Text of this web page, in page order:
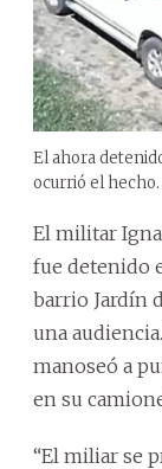
El ahora
ocurrió el hecho.
El militar
fue detenido
barrio Jardín
una
manoseó a
en su
“El miliar se